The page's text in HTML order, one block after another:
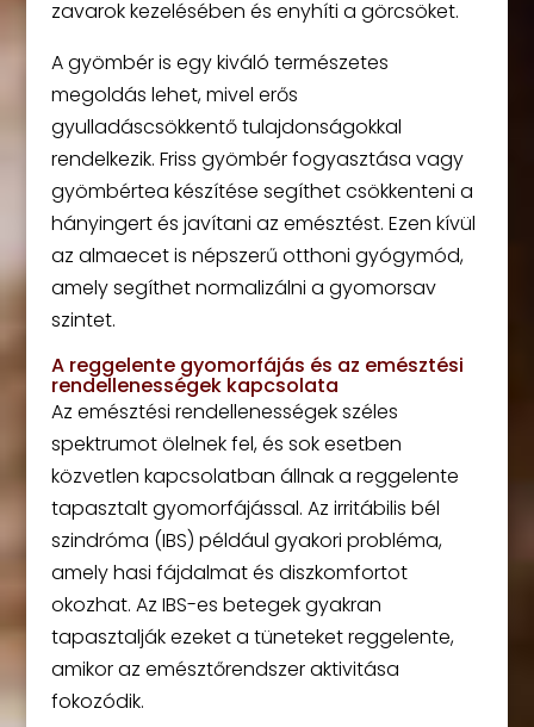
zavarok kezelésében és enyhíti a görcsöket.
A gyömbér is egy kiváló természetes
megoldás lehet, mivel erős
gyulladáscsökkentő tulajdonságokkal
rendelkezik. Friss gyömbér fogyasztása vagy
gyömbértea készítése segíthet csökkenteni a
hányingert és javítani az emésztést. Ezen kívül
az almaecet is népszerű otthoni gyógymód,
amely segíthet normalizálni a gyomorsav
szintet.
A reggelente gyomorfájás és az emésztési
rendellenességek kapcsolata
Az emésztési rendellenességek széles
spektrumot ölelnek fel, és sok esetben
közvetlen kapcsolatban állnak a reggelente
tapasztalt gyomorfájással. Az irritábilis bél
szindróma (IBS) például gyakori probléma,
amely hasi fájdalmat és diszkomfortot
okozhat. Az IBS-es betegek gyakran
tapasztalják ezeket a tüneteket reggelente,
amikor az emésztőrendszer aktivitása
fokozódik.